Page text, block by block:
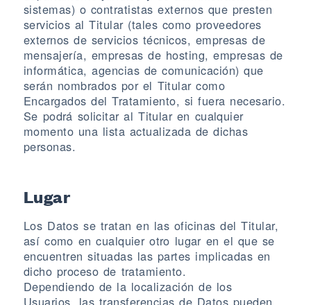
sistemas) o contratistas externos que presten
servicios al Titular (tales como proveedores
externos de servicios técnicos, empresas de
mensajería, empresas de hosting, empresas de
informática, agencias de comunicación) que
serán nombrados por el Titular como
Encargados del Tratamiento, si fuera necesario.
Se podrá solicitar al Titular en cualquier
momento una lista actualizada de dichas
personas.
Lugar
Los Datos se tratan en las oficinas del Titular,
así como en cualquier otro lugar en el que se
encuentren situadas las partes implicadas en
dicho proceso de tratamiento.
Dependiendo de la localización de los
Usuarios, las transferencias de Datos pueden